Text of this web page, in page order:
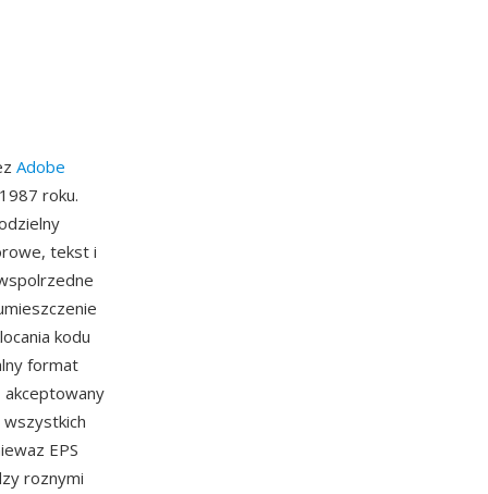
Adobe
roku.
tekst i
kodu
format
EPS
roznymi